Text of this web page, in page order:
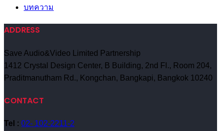
บทความ
ADDRESS
Save Audio&Video Limited Partnership
1412 Crystal Design Center, B Building, 2nd Fl., Room 204,
Praditmanutham Rd., Kongchan, Bangkapi, Bangkok 10240
CONTACT
Tel : 02- 102-2211-2